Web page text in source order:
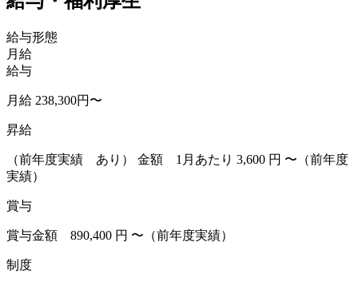
給与形態
月給
給与
月給 238,300円〜
昇給
（前年度実績 あり） 金額 1月あたり 3,600 円 〜（前年度
実績）
賞与
賞与金額 890,400 円 〜（前年度実績）
制度